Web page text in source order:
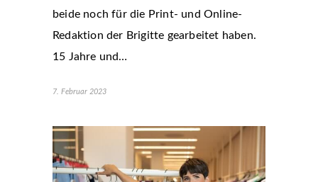
beide noch für die Print- und Online-
Redaktion der Brigitte gearbeitet haben.
15 Jahre und…
7. Februar 2023